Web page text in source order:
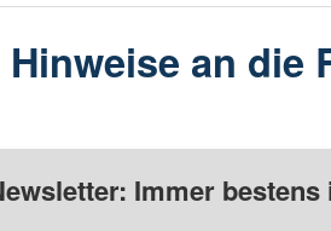
Hinweise an die
Immer